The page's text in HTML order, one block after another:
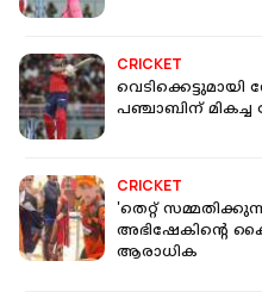
CRICKET
പഞ്ചാബിന് മികച്ച
CRICKET
'തെറ്റ്
അഭിഷേകിന്റെ
ആരാധിക